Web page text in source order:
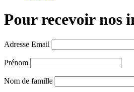
Pour recevoir nos
Adresse Email
Prénom
Nom de famille